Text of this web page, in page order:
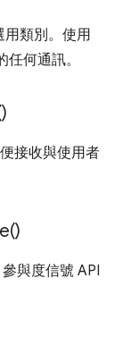
用類別。使用
何通訊。
)
便接收與使用者
)
與度信號 API